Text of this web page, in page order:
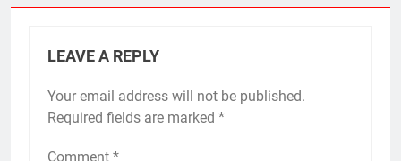
LEAVE A REPLY
Your email address will not be published.
Required fields are marked *
Comment *